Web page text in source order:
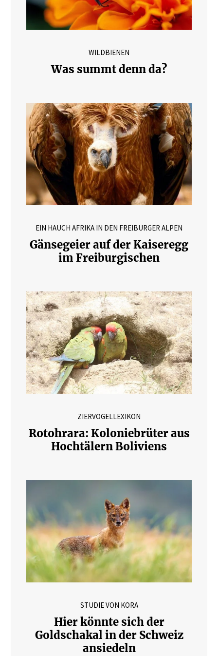
WILDBIENEN
Was summt denn da?
EIN HAUCH AFRIKA IN DEN FREIBURGER ALPEN
Gänsegeier auf der Kaiseregg
im Freiburgischen
ZIERVOGELLEXIKON
Rotohrara: Koloniebrüter aus
Hochtälern Boliviens
STUDIE VON KORA
Hier könnte sich der
Goldschakal in der Schweiz
ansiedeln